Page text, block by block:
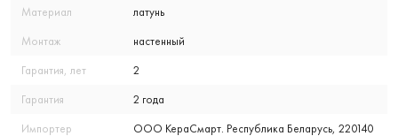
Материал латунь
Монтаж настенный
Гарантия, лет 2
Гарантия 2 года
Импортер
ООО КераСмарт. Республика Беларусь, 220140